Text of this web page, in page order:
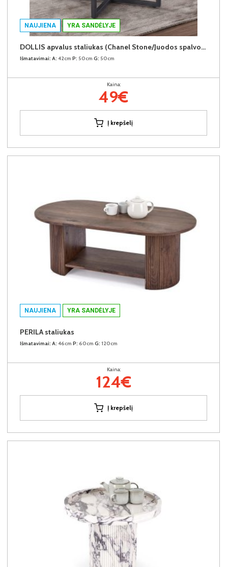
NAUJIENA YRA SANDĖLYJE
DOLLIS apvalus staliukas (Chanel Stone/Juodos spalvos kojos)
Išmatavimai: A: 42cm P: 50cm G: 50cm
Kaina:
49€
Į krepšelį
NAUJIENA YRA SANDĖLYJE
PERILA staliukas
Išmatavimai: A: 46cm P: 60cm G: 120cm
Kaina:
124€
Į krepšelį